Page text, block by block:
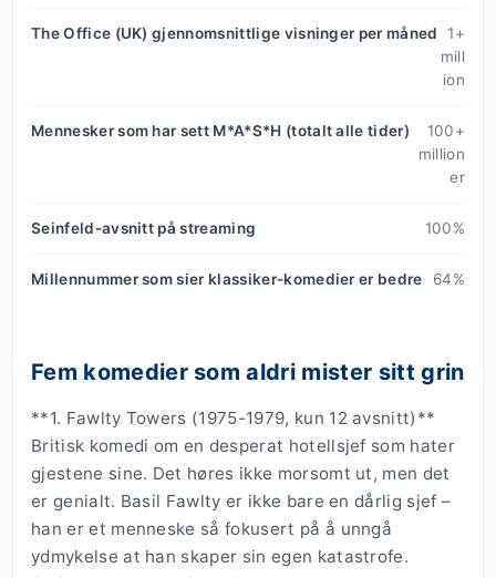
The Office (UK) gjennomsnittlige visninger per måned
1+
mill
ion
Mennesker som har sett M*A*S*H (totalt alle tider)
100+
million
er
Seinfeld-avsnitt på streaming 100%
Millennummer som sier klassiker-komedier er bedre 64%
Fem komedier som aldri mister sitt grin
**1. Fawlty Towers (1975-1979, kun 12 avsnitt)**
Britisk komedi om en desperat hotellsjef som hater
gjestene sine. Det høres ikke morsomt ut, men det
er genialt. Basil Fawlty er ikke bare en dårlig sjef –
han er et menneske så fokusert på å unngå
ydmykelse at han skaper sin egen katastrofe.